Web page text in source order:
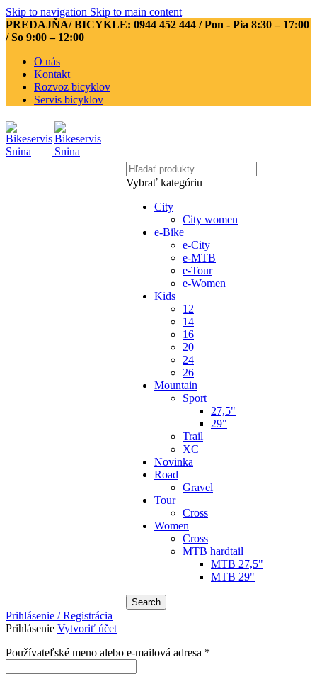
Skip to navigation Skip to main content
PREDAJŇA/ BICYKLE: 0944 452 444 / Pon - Pia 8:30 – 17:00
/ So 9:00 – 12:00
O nás
Kontakt
Rozvoz bicyklov
Servis bicyklov
Vybrať kategóriu
City
City women
e-Bike
e-City
e-MTB
e-Tour
e-Women
Kids
12
14
16
20
24
26
Mountain
Sport
27,5"
29"
Trail
XC
Novinka
Road
Gravel
Tour
Cross
Women
Cross
MTB hardtail
MTB 27,5"
MTB 29"
Search
Prihlásenie / Registrácia
Prihlásenie Vytvoriť účet
Používateľské meno alebo e-mailová adresa *